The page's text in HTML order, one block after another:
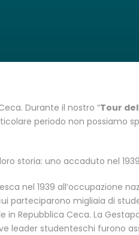
Durante il nostro “Tour
periodo non possiamo
storia: uno accaduto nel
nel 1939 all’occupazione
parteciparono migliaia di
Repubblica Ceca. La
leader studenteschi furono